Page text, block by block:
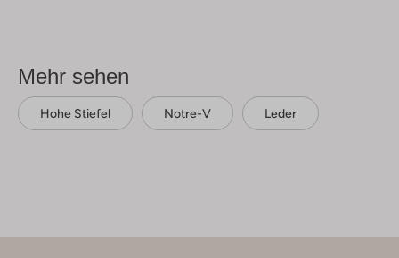
Mehr sehen
Hohe Stiefel Notre-V Leder